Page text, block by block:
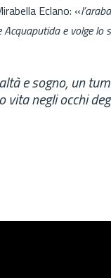
Eclano: «
Acquaputida e volge
e sogno, un
vita negli occhi